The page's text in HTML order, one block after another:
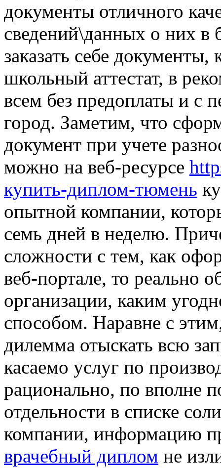
документы отличного
сведений\данных о них в
заказать себе
школьный аттестат, в
всем без предоплаты и с
город. Заметим, что
документ при учете
можно на веб-ресурсе
купить-диплом-тюмень
опытной компании,
семь дней в неделю.
сложности с тем, как
веб-портале, то реально
организации, каким
способом. Наравне с
дилемма отыскать всю
касаемо услуг по
рационально, по вполне
отдельности в списке
компании, информацию
врачебный диплом не